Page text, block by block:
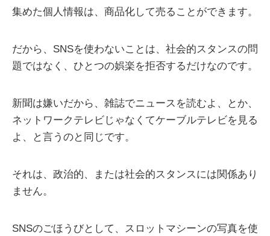
集めた個人情報は、商品化して売ることができます。
だから、SNSを使わないことは、社会的スタンスの問
題ではなく、ひとつの娯楽を拒否するだけなのです。
新聞は嫌いだから、雑誌でニュースを読むよ、とか、
ネットワークテレビじゃなくてケーブルテレビを見る
よ、と言うのと同じです。
それは、政治的、または社会的スタンスには関係あり
ません。
SNSのごほうびとして、スロットマシーンの写真を使